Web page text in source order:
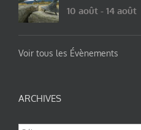
10 août - 14 août
Voir tous les Évènements
ARCHIVES